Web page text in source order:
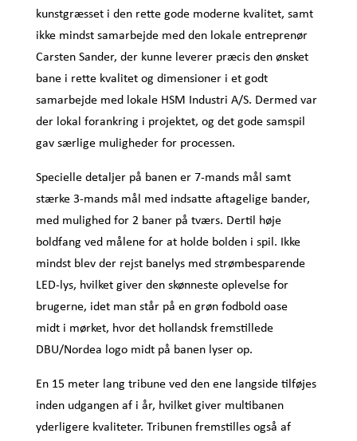
kunstgræsset i den rette gode moderne kvalitet, samt
ikke mindst samarbejde med den lokale entreprenør
Carsten Sander, der kunne leverer præcis den ønsket
bane i rette kvalitet og dimensioner i et godt
samarbejde med lokale HSM Industri A/S. Dermed var
der lokal forankring i projektet, og det gode samspil
gav særlige muligheder for processen.
Specielle detaljer på banen er 7-mands mål samt
stærke 3-mands mål med indsatte aftagelige bander,
med mulighed for 2 baner på tværs. Dertil høje
boldfang ved målene for at holde bolden i spil. Ikke
mindst blev der rejst banelys med strømbesparende
LED-lys, hvilket giver den skønneste oplevelse for
brugerne, idet man står på en grøn fodbold oase
midt i mørket, hvor det hollandsk fremstillede
DBU/Nordea logo midt på banen lyser op.
En 15 meter lang tribune ved den ene langside tilføjes
inden udgangen af i år, hvilket giver multibanen
yderligere kvaliteter. Tribunen fremstilles også af